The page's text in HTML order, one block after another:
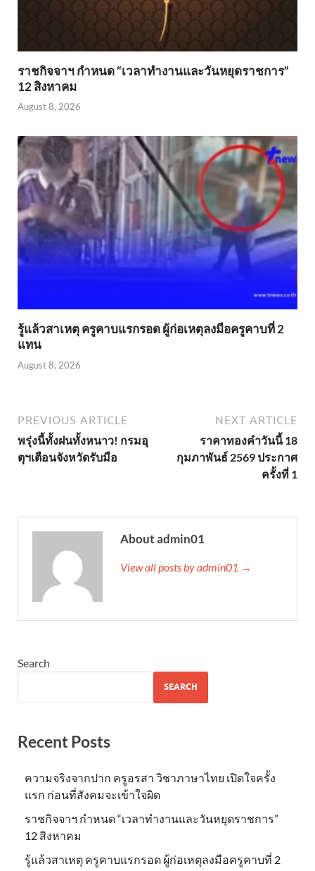
ราชกิจจาฯ กำหนด “เวลาทำงานและวันหยุดราชการ”
12 สิงหาคม
August 8, 2026
รู้แล้วสาเหตุ ครูคาบแรกรอด ผู้ก่อเหตุลงมือครูคาบที่ 2
แทน
August 8, 2026
PREVIOUS ARTICLE
พรุ่งนี้ทั้งฝนทั้งหนาว! กรมอุ
ตุฯเตือนจังหวัดรับมือ
NEXT ARTICLE
ราคาทองคำวันนี้ 18
กุมภาพันธ์ 2569 ประกาศ
ครั้งที่ 1
About admin01
View all posts by admin01 →
Search
SEARCH
Recent Posts
ความจริงจากปาก ครูอรสา วิชาภาษาไทย เปิดใจครั้ง
แรก ก่อนที่สังคมจะเข้าใจผิด
ราชกิจจาฯ กำหนด “เวลาทำงานและวันหยุดราชการ”
12 สิงหาคม
รู้แล้วสาเหตุ ครูคาบแรกรอด ผู้ก่อเหตุลงมือครูคาบที่ 2